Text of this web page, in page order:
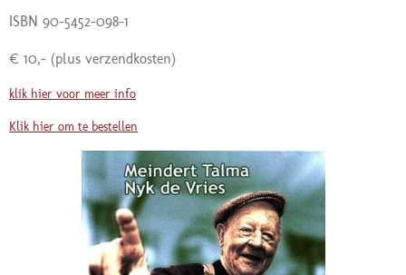
ISBN 90-5452-098-1
€ 10,- (plus verzendkosten)
klik hier voor meer info
Klik hier om te bestellen